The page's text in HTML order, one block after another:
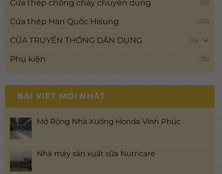
Cửa thép chống cháy chuyên dụng (29)
Cửa thép Hàn Quốc Hisung (123)
CỬA TRUYỀN THỐNG DÂN DỤNG (14)
Phụ kiện (36)
BÀI VIẾT MỚI NHẤT
Mở Rộng Nhà Xưởng Honda Vĩnh Phúc
Nhà máy sản xuất sữa Nutricare